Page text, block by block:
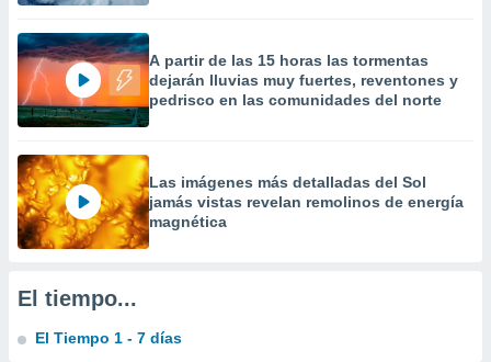
contenido
medir el
de la
el
del
o a través
de
de
de
A partir de las 15 horas las tormentas
dejarán lluvias muy fuertes, reventones y
pedrisco en las comunidades del norte
Las imágenes más detalladas del Sol
jamás vistas revelan remolinos de energía
magnética
El tiempo...
El Tiempo 1 - 7 días